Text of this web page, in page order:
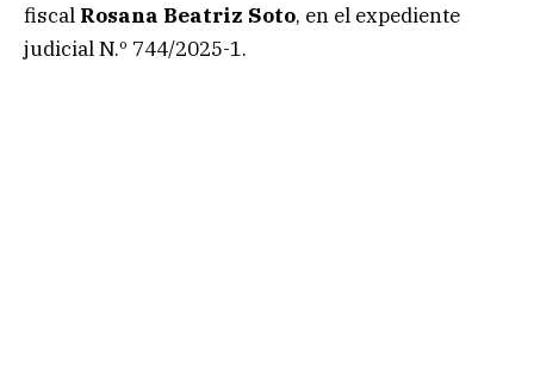
fiscal Rosana Beatriz Soto, en el expediente
judicial N.º 744/2025-1.